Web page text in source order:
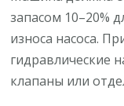
запасом 10–20%
износа насоса.
гидравлические
клапаны или